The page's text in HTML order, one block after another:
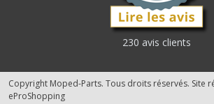
230 avis clients
Copyright Moped-Parts. Tous droits réservés. Site
eProShopping